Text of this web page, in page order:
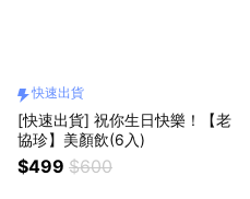
快速出貨
[快速出貨] 祝你生日快樂！【老
協珍】美顏飲(6入)
$499 $600